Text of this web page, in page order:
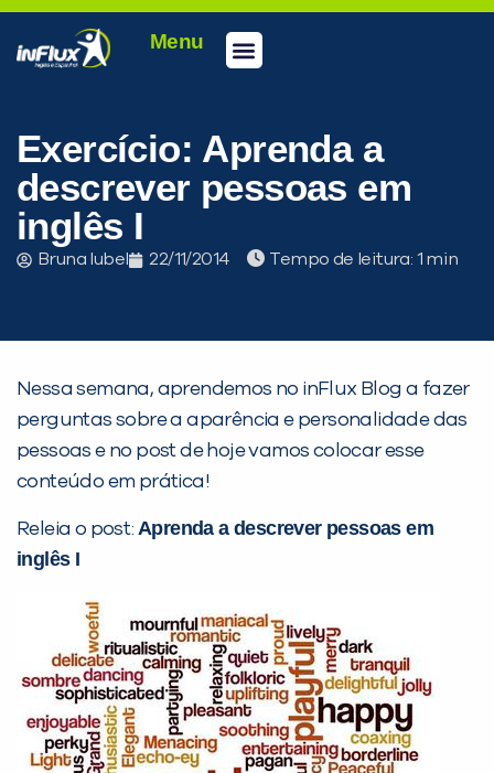
Menu
Exercício: Aprenda a
descrever pessoas em
inglês I
Bruna Iubel 22/11/2014 Tempo de leitura:
Nessa semana, aprendemos no inFlux Blog a fazer
perguntas sobre a aparência e personalidade das
pessoas e no post de hoje vamos colocar esse
conteúdo em prática!
Releia o post: Aprenda a descrever pessoas em
inglês I
PEÇA UMA DEMONSTRAÇÃO DE MÉTODO
inFlux nesta cidade ou bairro que
você digitou.